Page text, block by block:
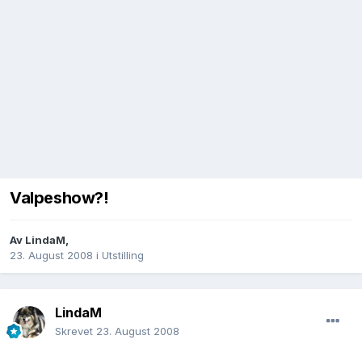
Valpeshow?!
Av LindaM,
23. August 2008 i Utstilling
LindaM
Skrevet 23. August 2008